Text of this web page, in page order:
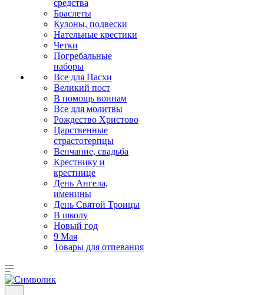
средства
Браслеты
Кулоны, подвески
Нательные крестики
Четки
Погребальные
наборы
Все для Пасхи
Великий пост
В помощь воинам
Все для молитвы
Рождество Христово
Царственные
страстотерпцы
Венчание, свадьба
Крестнику и
крестнице
День Ангела,
именины
День Святой Троицы
В школу
Новый год
9 Мая
Товары для отпевания